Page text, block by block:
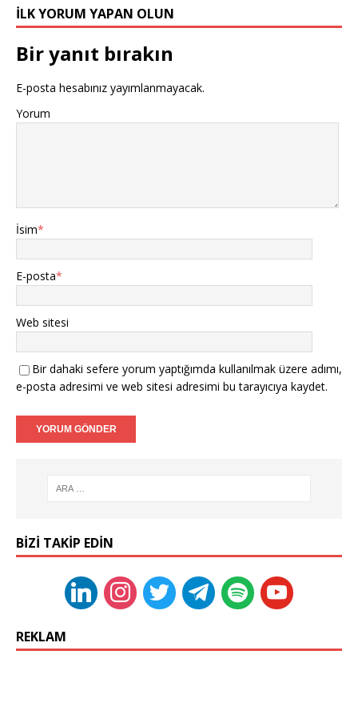
İLK YORUM YAPAN OLUN
Bir yanıt bırakın
E-posta hesabınız yayımlanmayacak.
Yorum
İsim*
E-posta*
Web sitesi
Bir dahaki sefere yorum yaptığımda kullanılmak üzere adımı,
e-posta adresimi ve web sitesi adresimi bu tarayıcıya kaydet.
BIZI TAKIP EDIN
REKLAM